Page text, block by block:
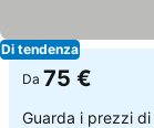
Di tendenza
Da 75 €
Guarda i prezzi di